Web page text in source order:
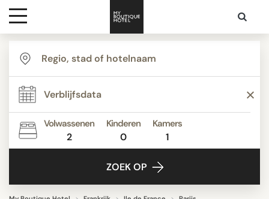
Bestemmingen
Hoteltypes
Contact
Volwassenen
2
Kinderen
0
Kamers
1
ZOEK OP